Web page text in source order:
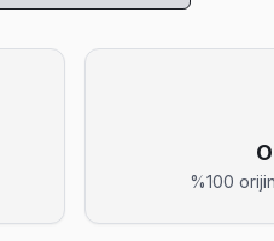
Bağlarbaşı'e gelerek fabrika
Gaziosmanpaşa bölgesinde 6
%100